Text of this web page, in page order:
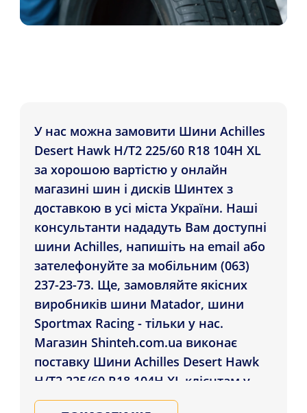
У нас можна замовити Шини Achilles
Desert Hawk H/T2 225/60 R18 104H XL
за хорошою вартістю у онлайн
магазині шин і дисків Шинтех з
доставкою в усі міста України. Наші
консультанти нададуть Вам доступні
шини Achilles, напишіть на email або
зателефонуйте за мобільним (063)
237-23-73. Ще, замовляйте якісних
виробників шини Matador, шини
Sportmax Racing - тільки у нас.
Магазин Shinteh.com.ua виконає
поставку Шини Achilles Desert Hawk
H/T2 225/60 R18 104H XL клієнтам у
міста: Хмельницький, Кривий Ріг,